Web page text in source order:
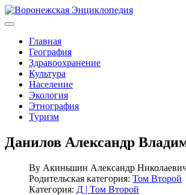
Главная
География
Здравоохранение
Культура
Население
Экология
Этнография
Туризм
Данилов Александр
By Акиньшин Александр
Родительская категория: Том Второй
Категория: Д | Том Второй